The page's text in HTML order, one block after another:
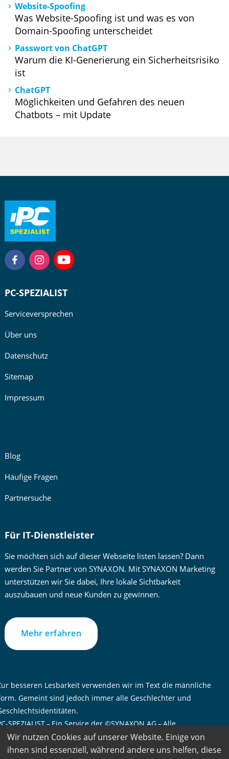
Website-Spoofing
Was Website-Spoofing ist und was es von
Domain-Spoofing unterscheidet
Passwort von ChatGPT
Warum die KI-Generierung ein Sicherheitsrisiko
ist
ChatGPT
Möglichkeiten und Gefahren des neuen
Chatbots – mit Update
PC-SPEZIALIST
Serviceversprechen
Über uns
Datenschutz
Sitemap
Impressum
Blog
Häufige Fragen
Partnersuche
Für IT-Dienstleister
Sie möchten sich auf dieser Webseite listen lassen? Dann
werden Sie Partner von SYNAXON. Mit SYNAXON Marketing
unterstützen wir Sie dabei, Ihre lokale Sichtbarkeit
auszubauen und neue Kunden zu gewinnen.
Mehr erfahren
besseren Lesbarkeit verwenden wir im Text die männliche
Gemeint sind jedoch immer alle Geschlechter und
SPEZIALIST – Ein Service der ©SYNAXON AG – Alle
vorbehalten
Wir nutzen Cookies auf unserer Website. Einige von
ihnen sind essenziell, während andere uns helfen, diese